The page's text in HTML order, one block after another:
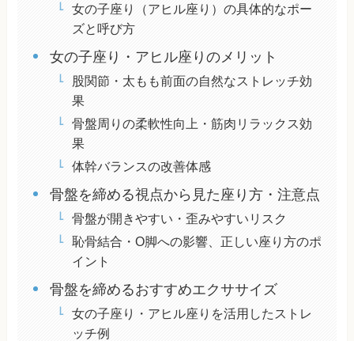
女の子座り（アヒル座り）の具体的なポー
ズと呼び方
女の子座り・アヒル座りのメリット
股関節・太もも前面の自然なストレッチ効
果
骨盤周りの柔軟性向上・筋肉リラックス効
果
体幹バランスの改善体感
骨盤を締める視点から見た座り方・注意点
骨盤が開きやすい・歪みやすいリスク
恥骨結合・O脚への影響、正しい座り方のポ
イント
骨盤を締めるおすすめエクササイズ
女の子座り・アヒル座りを活用したストレ
ッチ例